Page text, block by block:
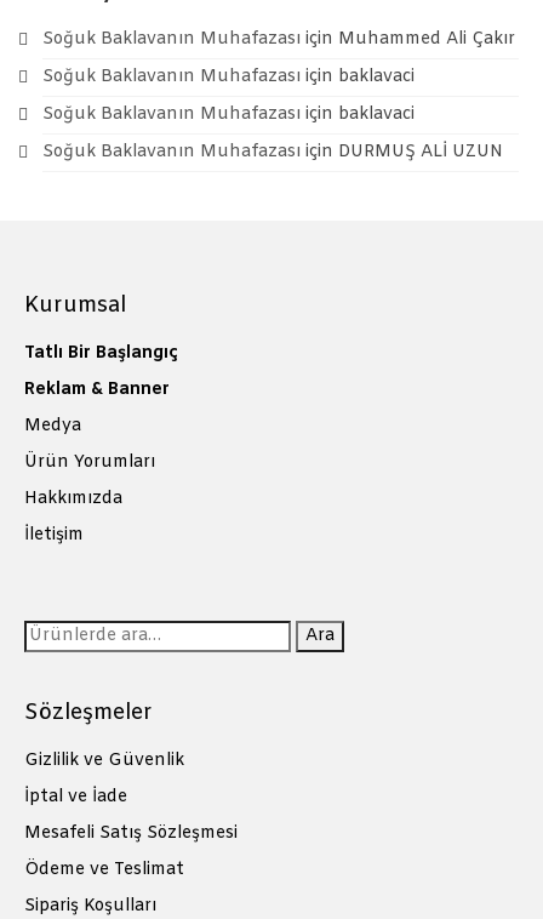
Soğuk Baklavanın Muhafazası için Muhammed Ali Çakır
Soğuk Baklavanın Muhafazası için baklavaci
Soğuk Baklavanın Muhafazası için baklavaci
Soğuk Baklavanın Muhafazası için DURMUŞ ALİ UZUN
Kurumsal
Tatlı Bir Başlangıç
Reklam & Banner
Medya
Ürün Yorumları
Hakkımızda
İletişim
Ara: Ara
Sözleşmeler
Gizlilik ve Güvenlik
İptal ve İade
Mesafeli Satış Sözleşmesi
Ödeme ve Teslimat
Sipariş Koşulları